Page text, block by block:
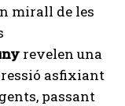
mirall de les
revelen una
asfixiant
passant